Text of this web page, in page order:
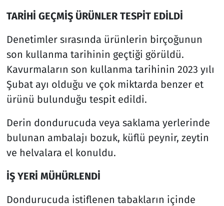
TARİHİ GEÇMİŞ ÜRÜNLER TESPİT EDİLDİ
Denetimler sırasında ürünlerin birçoğunun
son kullanma tarihinin geçtiği görüldü.
Kavurmaların son kullanma tarihinin 2023 yılı
Şubat ayı olduğu ve çok miktarda benzer et
ürünü bulunduğu tespit edildi.
Derin dondurucuda veya saklama yerlerinde
bulunan ambalajı bozuk, küflü peynir, zeytin
ve helvalara el konuldu.
İŞ YERİ MÜHÜRLENDİ
Dondurucuda istiflenen tabakların içinde